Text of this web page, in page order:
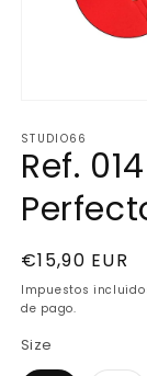
multimedia
1
en
ventana
modal
STUDIO66
Ref.
Precio
habitual
€15,90 EUR
Impuestos
de pago.
Size